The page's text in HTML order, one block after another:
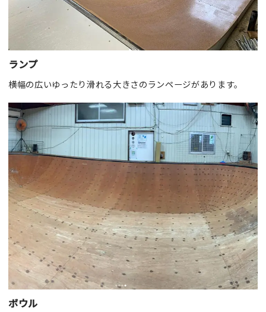
ランプ
横幅の広いゆったり滑れる大きさのランページがあります。
ボウル